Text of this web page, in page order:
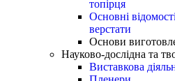
топірця
Основні
верстати
Основи
Науково-дослідна та
Виставкова